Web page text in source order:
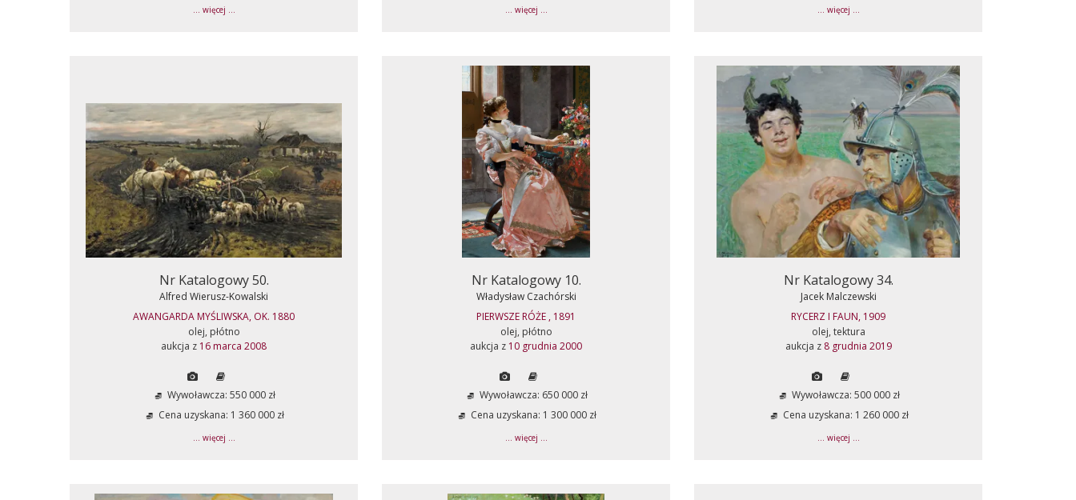
... więcej ... ... więcej ... ... więcej ...
Nr Katalogowy 50.
Alfred Wierusz-Kowalski
AWANGARDA MYŚLIWSKA, OK. 1880
olej, płótno
aukcja z 16 marca 2008
Wywoławcza: 550 000 zł
Cena uzyskana: 1 360 000 zł
... więcej ...
Nr Katalogowy 10.
Władysław Czachórski
PIERWSZE RÓŻE , 1891
olej, płótno
aukcja z 10 grudnia 2000
Wywoławcza: 650 000 zł
Cena uzyskana: 1 300 000 zł
... więcej ...
Nr Katalogowy 34.
Jacek Malczewski
RYCERZ I FAUN, 1909
olej, tektura
aukcja z 8 grudnia 2019
Wywoławcza: 500 000 zł
Cena uzyskana: 1 260 000 zł
... więcej ...